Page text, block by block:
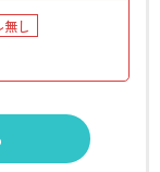
し